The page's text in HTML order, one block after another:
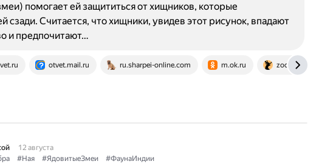
otvet.mail.ru ru.sharpei-online.com m.ok.ru zoomag.info
помогает ей защититься от хищников, которые
сзади. Считается, что хищники, увидев этот рисунок, впадают
и предпочитают…
12 августа
#Ная #ЯдовитыеЗмеи #ФаунаИндии